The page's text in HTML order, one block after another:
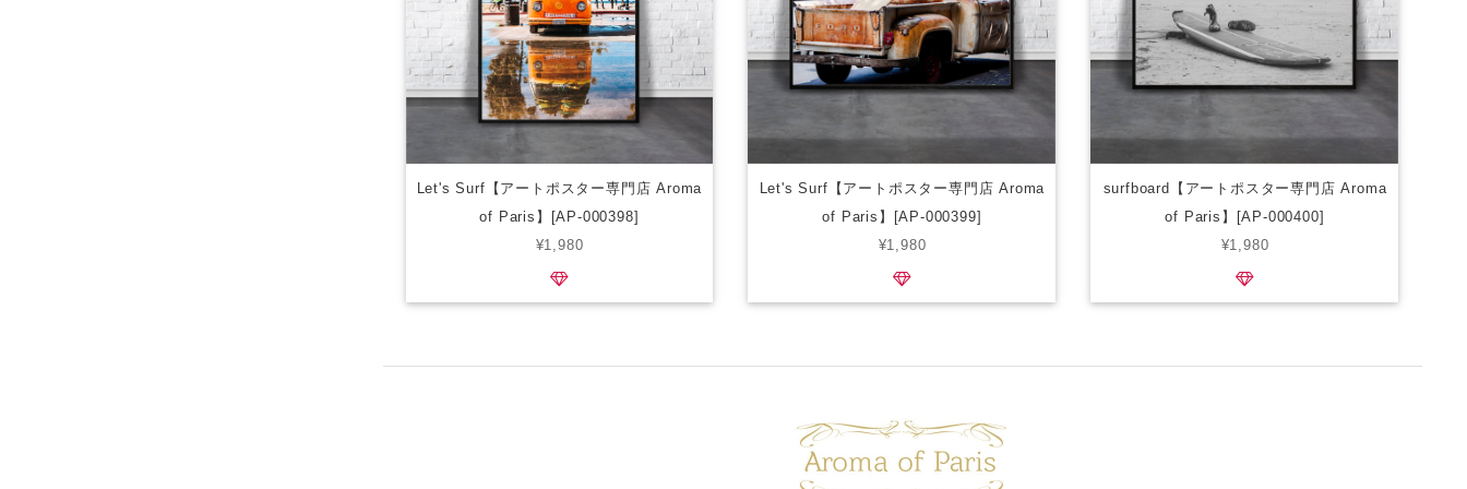
Let's Surf【アートポスター専門店 Aroma
of Paris】[AP-000398]
¥1,980
Let's Surf【アートポスター専門店 Aroma
of Paris】[AP-000399]
¥1,980
surfboard【アートポスター専門店 Aroma
of Paris】[AP-000400]
¥1,980